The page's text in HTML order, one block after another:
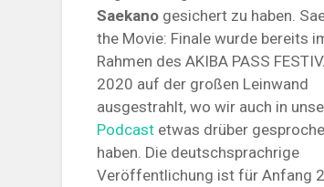
Saekano gesichert zu haben.
the Movie: Finale wurde bereits
Rahmen des AKIBA PASS
2020 auf der großen Leinwand
ausgestrahlt, wo wir auch in
Podcast etwas drüber
haben. Die deutschsprachrige
Veröffentlichung ist für Anfang